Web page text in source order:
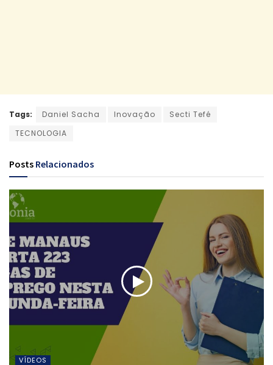
Tags: Daniel Sacha Inovação
Secti Tefé
TECNOLOGIA
Posts Relacionados
VÍDEOS